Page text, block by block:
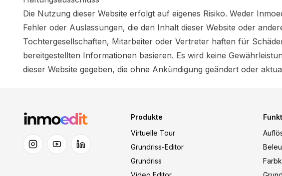
Die Nutzung dieser Website erfolgt auf eigenes Risiko. Weder
Fehler oder Auslassungen, die den Inhalt dieser Website oder
Tochtergesellschaften, Mitarbeiter oder Vertreter haften für
bereitgestellten Informationen basieren. Es wird keine
dieser Website gegeben, die ohne Ankündigung geändert oder
Produkte
Virtuelle Tour
Grundriss-Editor
Grundriss